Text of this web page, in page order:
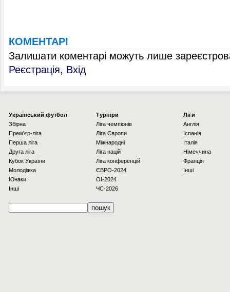
КОМЕНТАРІ
Залишати коментарі можуть лише
Реєстрація, Вхід
Українcький футбол
Збірна
Прем'єр-ліга
Перша ліга
Друга ліга
Кубок України
Молодіжка
Юнаки
Інші
Турніри
Ліга чемпіонів
Ліга Європи
Міжнародні
Ліга націй
Ліга конференцій
ЄВРО-2024
OI-2024
ЧС-2026
Ліги
Англія
Іспанія
Італія
Німеччина
Франція
Інші